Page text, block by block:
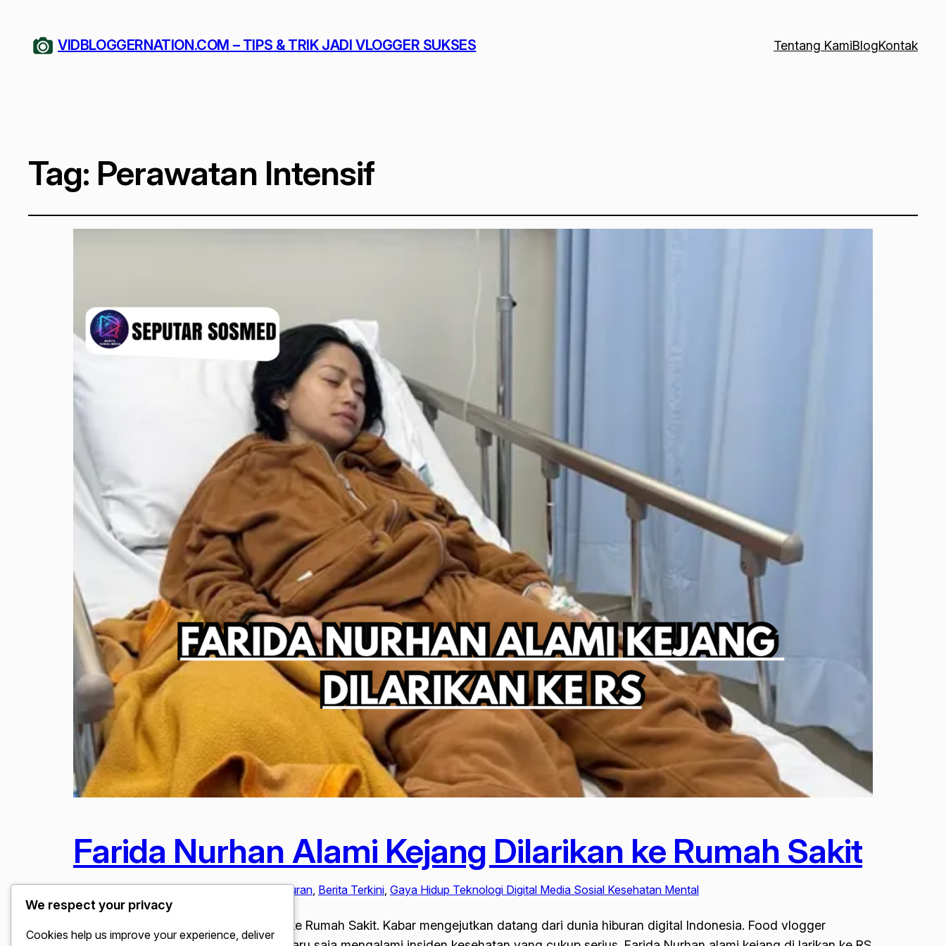
VIDBLOGGERNATION.COM – TIPS & TRIK JADI VLOGGER SUKSES Tentang KamiBlogKontak
Tag: Perawatan Intensif
Farida Nurhan Alami Kejang Dilarikan ke Rumah Sakit
Februari 12, 2026Artis & Selebriti, Berita Hiburan Berita Terkini Gaya Hidup Teknologi Digital Media Sosial Kesehatan Mental
Farida Nurhan Alami Kejang Dilarikan ke Rumah Sakit. Kabar mengejutkan datang dari dunia hiburan digital Indonesia. Food vlogger
We respect your privacy
Cookies help us improve your experience, deliver